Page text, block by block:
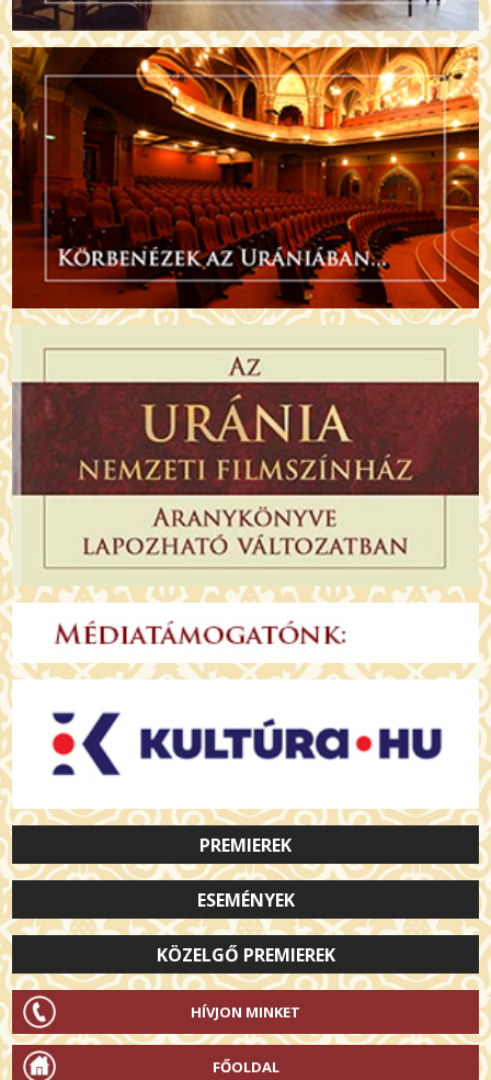
PREMIEREK
ESEMÉNYEK
KÖZELGŐ PREMIEREK
HÍVJON MINKET
FŐOLDAL